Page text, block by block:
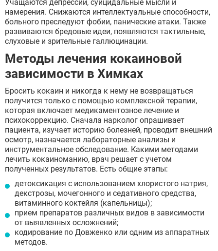
Учащаются депрессии, суицидальные мысли и
намерения. Снижаются интеллектуальные способности,
больного преследуют фобии, панические атаки. Также
развиваются бредовые идеи, появляются тактильные,
слуховые и зрительные галлюцинации.
Методы лечения кокаиновой
зависимости в Химках
Бросить кокаин и никогда к нему не возвращаться
получится только с помощью комплексной терапии,
которая включает медикаментозное лечение и
психокоррекцию. Сначала нарколог опрашивает
пациента, изучает историю болезней, проводит внешний
осмотр, назначается лабораторные анализы и
инструментальное обследование. Какими методами
лечить кокаиноманию, врач решает с учетом
полученных результатов. Есть общие этапы:
детоксикация с использованием хлористого натрия,
декстрозы, мочегонного и седативного средства,
витаминного коктейля (капельницы);
прием препаратов различных видов в зависимости
от выявленных осложнений;
кодирование по Довженко или одним из аппаратных
методов.